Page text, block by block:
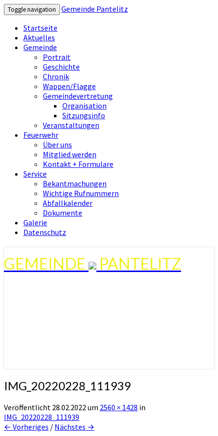
Toggle navigation
Gemeinde Pantelitz
Startseite
Aktuelles
Gemeinde
Portrait
Geschichte
Chronik
Wappen/Flagge
Gemeindevertretung
Organisation
Sitzungsinfo
Veranstaltungen
Feuerwehr
Über uns
Mitglied werden
Kontakt + Formulare
Service
Bekantmachungen
Wichtige Rufnummern
Abfallkalender
Dokumente
Galerie
Datenschutz
GEMEINDE PANTELITZ
IMG_20220228_111939
Veröffentlicht 28.02.2022um 2560 × 1428 in
IMG_20220228_111939
← Vorheriges / Nächstes →